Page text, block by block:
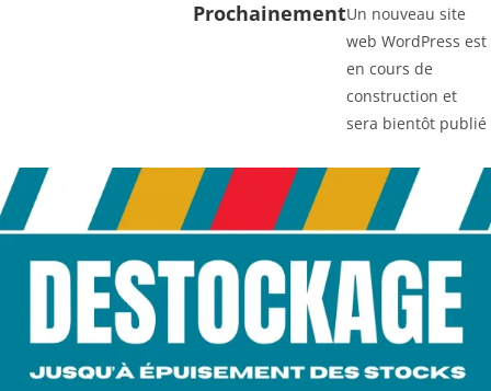
ProchainementUn nouveau site
web WordPress est
en cours de
construction et
sera bientôt publié